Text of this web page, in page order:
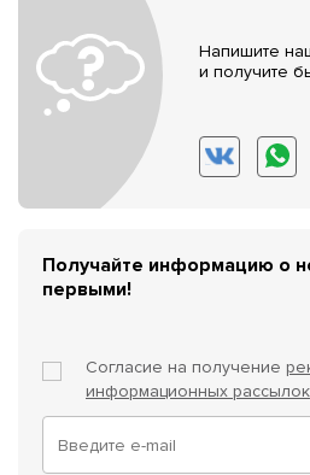
Напишите
и получите
Получайте информацию о
первыми!
Согласие на получение
информационных рассылок